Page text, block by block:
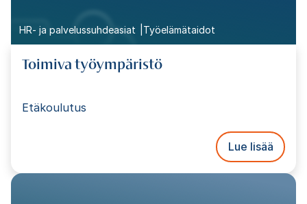
HR- ja palvelussuhdeasiat Työelämätaidot
Toimiva työympäristö
Etäkoulutus
Lue lisää